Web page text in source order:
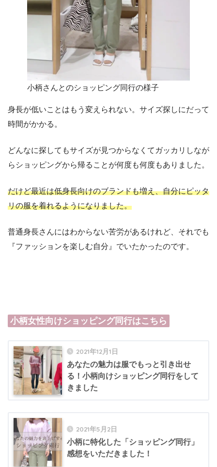
小柄さんとのショッピング同行の様子
身長が低いことはもう変えられない。サイズ探しにだって
時間がかかる。
どんなに探してもサイズが見つからなくてガッカリしなが
らショッピングから帰ることが何度も何度もありました。
だけど最近は低身長向けのブランドも増え、自分にピッタ
リの服を着れるようになりました。
普通身長さんにはわからない苦労があるけれど、それでも
『ファッションを楽しむ自分』でいたかったのです。
小柄女性向けショッピング同行はこちら
2021年12月1日
あなたの魅力は服でもっと引き出せ
る！小柄向けショッピング同行をして
きました
2021年5月2日
小柄に特化した「ショッピング同行」
感想をいただきました！